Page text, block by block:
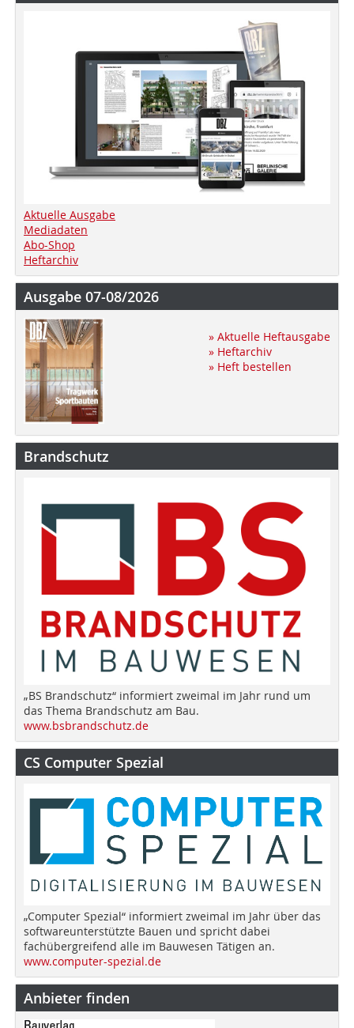
Aktuelle Ausgabe
Mediadaten
Abo-Shop
Heftarchiv
Ausgabe 07-08/2026
» Aktuelle Heftausgabe
» Heftarchiv
» Heft bestellen
Brandschutz
„BS Brandschutz“ informiert zweimal im Jahr rund um
das Thema Brandschutz am Bau.
www.bsbrandschutz.de
CS Computer Spezial
„Computer Spezial“ informiert zweimal im Jahr über das
softwareunterstützte Bauen und spricht dabei
fachübergreifend alle im Bauwesen Tätigen an.
www.computer-spezial.de
Anbieter finden